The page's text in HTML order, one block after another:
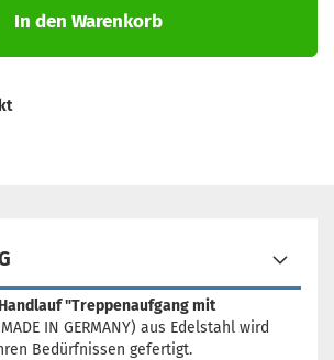
In den Warenkorb
"Treppenaufgang mit
IN GERMANY) aus Edelstahl wird
Bedürfnissen gefertigt.